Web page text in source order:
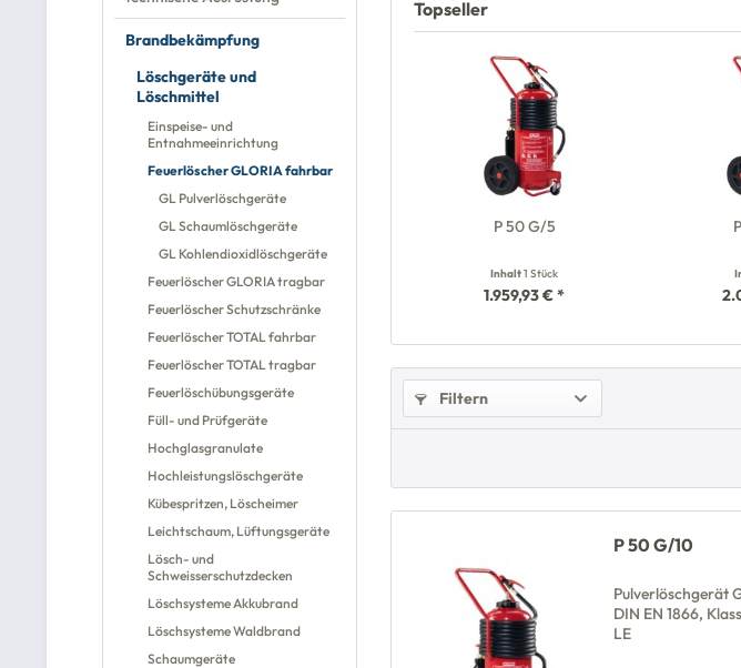
Brandbekämpfung
Löschgeräte und
Löschmittel
Einspeise- und
Entnahmeeinrichtung
Feuerlöscher GLORIA fahrbar
GL Pulverlöschgeräte
GL Schaumlöschgeräte
GL Kohlendioxidlöschgeräte
Feuerlöscher GLORIA tragbar
Feuerlöscher Schutzschränke
Feuerlöscher TOTAL fahrbar
Feuerlöscher TOTAL tragbar
Feuerlöschübungsgeräte
Füll- und Prüfgeräte
Hochglasgranulate
Hochleistungslöschgeräte
Kübespritzen, Löscheimer
Leichtschaum, Lüftungsgeräte
Lösch- und
Schweisserschutzdecken
Löschsysteme Akkubrand
Löschsysteme Waldbrand
Schaumgeräte
Topseller
P 50 G/5
Inhalt1 Stück
1.959,93 € *
Filtern
P 50 G/10
Pulverlöschgerät
DIN EN 1866,
LE